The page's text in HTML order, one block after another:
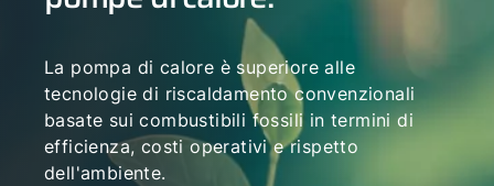
La pompa di calore è superiore alle
tecnologie di riscaldamento convenzionali
basate sui combustibili fossili in termini di
efficienza, costi operativi e rispetto
dell'ambiente.